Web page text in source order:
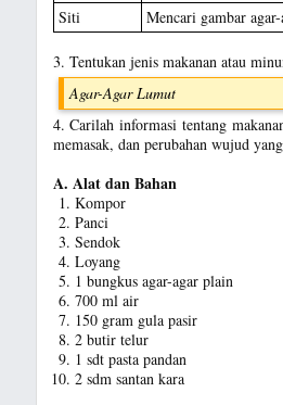
Siti
Mencari gambar
3. Tentukan jenis makanan atau
Agar-Agar Lumut
4. Carilah informasi tentang
memasak, dan perubahan wujud
A. Alat dan Bahan
Kompor
Panci
Sendok
Loyang
1 bungkus agar-agar plain
700 ml air
150 gram gula pasir
2 butir telur
1 sdt pasta pandan
2 sdm santan kara